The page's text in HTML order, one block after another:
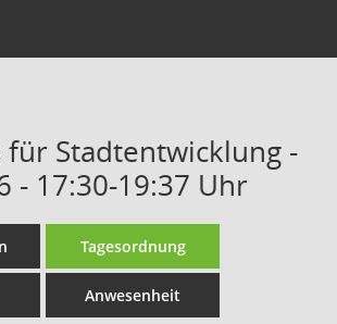
für Stadtentwicklung -
- 17:30-19:37 Uhr
Tagesordnung
Anwesenheit